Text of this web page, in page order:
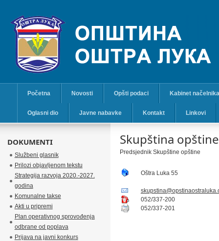
Početna Novosti Opšti podaci Kabinet načelnika
Oglasni dio Javne nabavke Kontakt Linkovi
Skupština opštine
Predsjednik Skupštine opštine
Oštra Luka 55
052/337-200
052/337-201
DOKUMENTI
Službeni glasnik
Prilozi objavljenom tekstu
Strategija razvoja 2020.-2027.
godina
Komunalne takse
Akti u pripremi
Plan operativnog sprovođenja
odbrane od poplava
Prijava na javni konkurs